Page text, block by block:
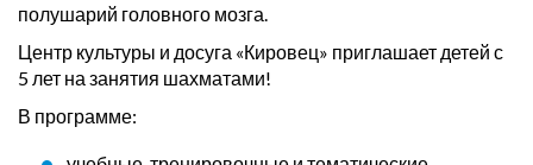
полушарий головного мозга.
Центр культуры и досуга «Кировец» приглашает детей с
5 лет на занятия шахматами!
В программе: